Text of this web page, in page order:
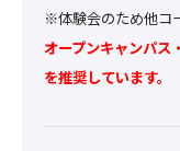
※体験会のため他コ
オープンキャンパス
を推奨しています。